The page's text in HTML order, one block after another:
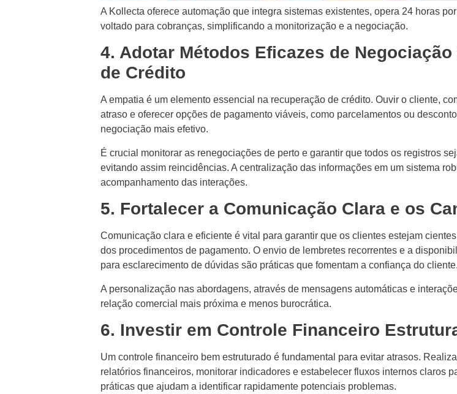
A Kollecta oferece automação que integra sistemas existentes, opera 24 horas
voltado para cobranças, simplificando a monitorização e a negociação.
4. Adotar Métodos Eficazes de
de Crédito
A empatia é um elemento essencial na recuperação de crédito. Ouvir o cliente,
atraso e oferecer opções de pagamento viáveis, como parcelamentos ou
negociação mais efetivo.
É crucial monitorar as renegociações de perto e garantir que todos os registros
evitando assim reincidências. A centralização das informações em um sistema
acompanhamento das interações.
5. Fortalecer a Comunicação Clara e os
Comunicação clara e eficiente é vital para garantir que os clientes estejam
dos procedimentos de pagamento. O envio de lembretes recorrentes e a
para esclarecimento de dúvidas são práticas que fomentam a confiança do cliente.
A personalização nas abordagens, através de mensagens automáticas e
relação comercial mais próxima e menos burocrática.
6. Investir em Controle Financeiro
Um controle financeiro bem estruturado é fundamental para evitar atrasos.
relatórios financeiros, monitorar indicadores e estabelecer fluxos internos claros
práticas que ajudam a identificar rapidamente potenciais problemas.